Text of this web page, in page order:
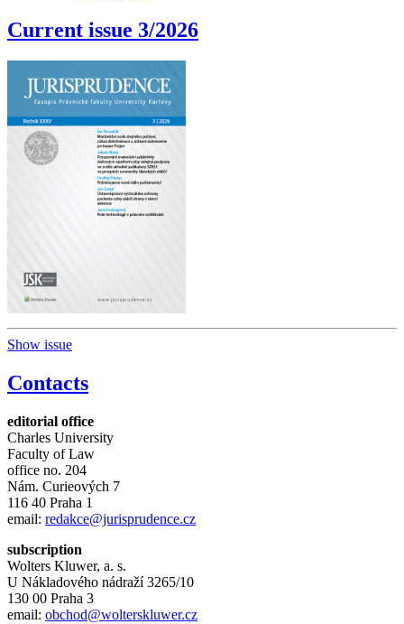
Current issue 3/2026
Show issue
Contacts
editorial office
Charles University
Faculty of Law
office no. 204
Nám. Curieových 7
116 40 Praha 1
email: redakce@jurisprudence.cz
subscription
Wolters Kluwer, a. s.
U Nákladového nádraží 3265/10
130 00 Praha 3
email: obchod@wolterskluwer.cz